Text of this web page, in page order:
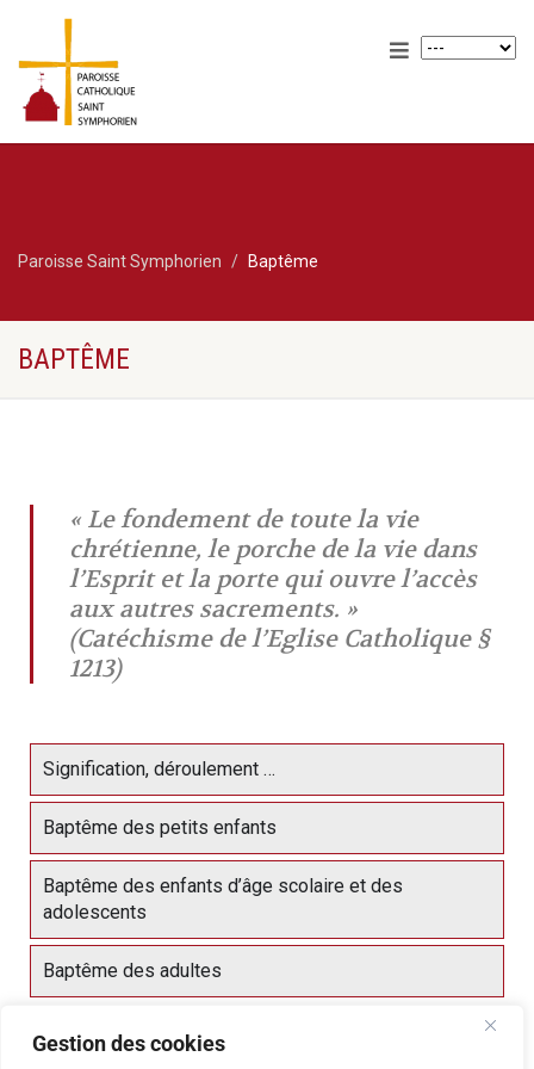
Gestion des cookies
Paroisse Saint Symphorien Baptême
BAPTÊME
« Le fondement de toute la vie
chrétienne, le porche de la vie dans
l’Esprit et la porte qui ouvre l’accès
aux autres sacrements. »
(Catéchisme de l’Eglise Catholique §
1213)
Signification, déroulement …
Baptême des petits enfants
Baptême des enfants d’âge scolaire et des
adolescents
Baptême des adultes